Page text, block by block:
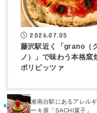
2026.07.05
藤沢駅近く「grano（
ノ）」で味わう本格窯
ポリピッツァ
湘南台駅にあるアレル
ーキ屋「SACHI菓子」